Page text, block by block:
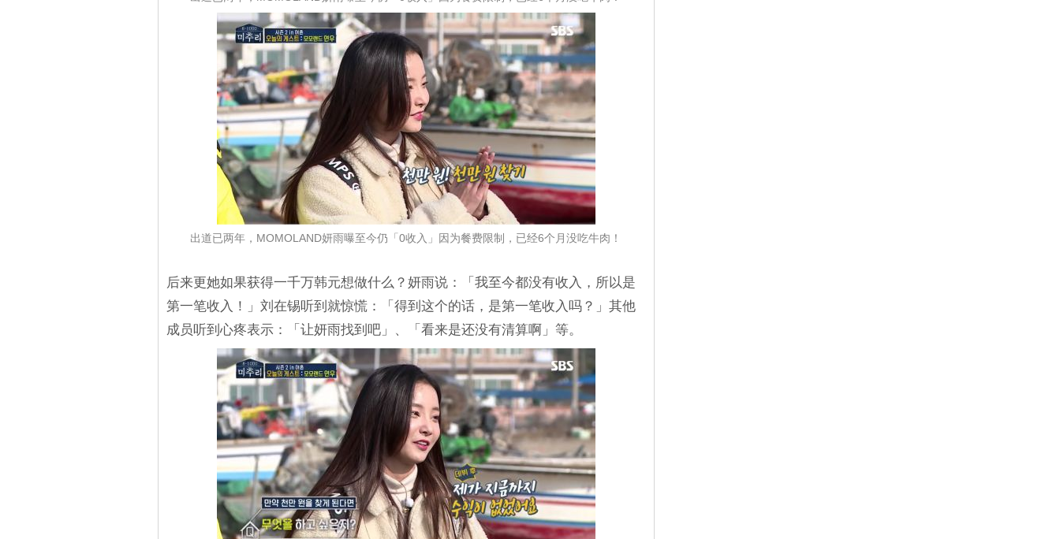
出道已两年，MOMOLAND妍雨曝至今仍「0收入」因为餐费限制，已经6个月没吃牛肉！
后来更她如果获得一千万韩元想做什么？妍雨说：「我至今都没有收入，所以是
第一笔收入！」刘在锡听到就惊慌：「得到这个的话，是第一笔收入吗？」其他
成员听到心疼表示：「让妍雨找到吧」、「看来是还没有清算啊」等。